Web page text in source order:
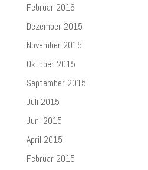
Februar 2016
Dezember 2015
November 2015
Oktober 2015
September 2015
Juli 2015
Juni 2015
April 2015
Februar 2015